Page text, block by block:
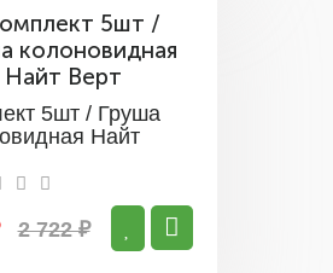
5шт / Груша
Найт
2 722 ₽